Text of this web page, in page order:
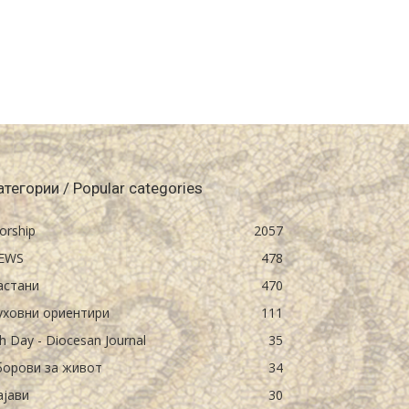
/ Popular categories
2057
478
470
ориентири
111
Day - Diocesan Journal
35
за живот
34
30